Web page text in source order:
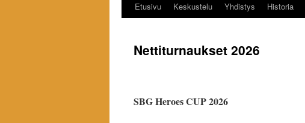
Etusivu Keskustelu Yhdistys Historia
Nettiturnaukset 2026
SBG Heroes CUP 2026